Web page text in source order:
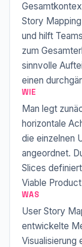
Story
und hilft
zum
sinnvolle
einen
WIE
Man legt
horizontale
die einzelnen
angeordnet.
Slices
Viable
WAS
User Story
entwickelte
Visualisierung